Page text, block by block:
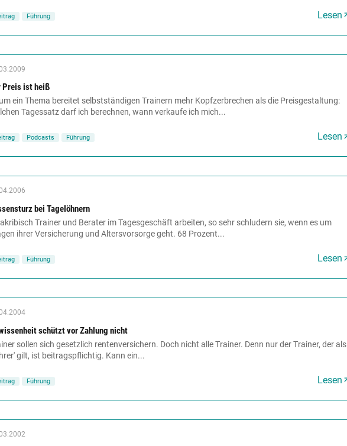
Führung Lesen
Preis ist heiß
ein Thema bereitet selbstständigen Trainern mehr Kopfzerbrechen als die Preisgestaltung:
Tagessatz darf ich berechnen, wann verkaufe ich mich...
Podcasts Führung Lesen
bei Tagelöhnern
Trainer und Berater im Tagesgeschäft arbeiten, so sehr schludern sie, wenn es um
ihrer Versicherung und Altersvorsorge geht. 68 Prozent...
Führung Lesen
schützt vor Zahlung nicht
sollen sich gesetzlich rentenversichern. Doch nicht alle Trainer. Denn nur der Trainer, der als
gilt, ist beitragspflichtig. Kann ein...
Führung Lesen